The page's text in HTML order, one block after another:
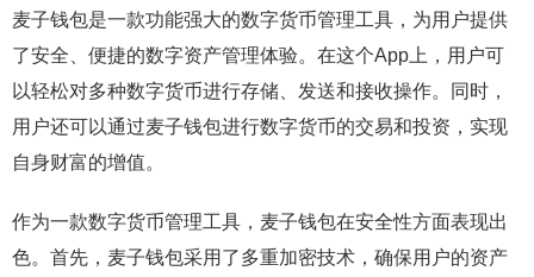
麦子钱包是一款功能强大的数字货币管理工具，为用户提供
了安全、便捷的数字资产管理体验。在这个App上，用户可
以轻松对多种数字货币进行存储、发送和接收操作。同时，
用户还可以通过麦子钱包进行数字货币的交易和投资，实现
自身财富的增值。
作为一款数字货币管理工具，麦子钱包在安全性方面表现出
色。首先，麦子钱包采用了多重加密技术，确保用户的资产